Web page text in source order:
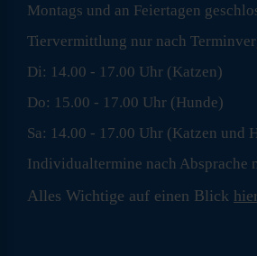
Montags und an Feiertagen
Tiervermittlung nur nach
Di: 14.00 - 17.00 Uhr (Katzen)
Do: 15.00 - 17.00 Uhr (Hunde)
Sa: 14.00 - 17.00 Uhr (Katzen und
Individualtermine nach Absprache
Alles Wichtige auf einen Blick